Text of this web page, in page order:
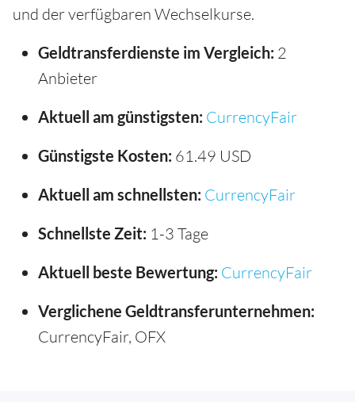
und der verfügbaren Wechselkurse.
Geldtransferdienste im Vergleich: 2
Anbieter
Aktuell am günstigsten: CurrencyFair
Günstigste Kosten: 61.49 USD
Aktuell am schnellsten: CurrencyFair
Schnellste Zeit: 1-3 Tage
Aktuell beste Bewertung: CurrencyFair
Verglichene Geldtransferunternehmen:
CurrencyFair, OFX